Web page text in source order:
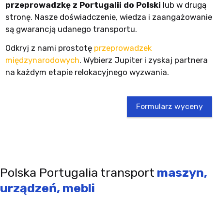
przeprowadzkę z Portugalii do Polski lub w drugą
stronę. Nasze doświadczenie, wiedza i zaangażowanie
są gwarancją udanego transportu.
Odkryj z nami prostotę przeprowadzek
międzynarodowych. Wybierz Jupiter i zyskaj partnera
na każdym etapie relokacyjnego wyzwania.
Formularz wyceny
Polska Portugalia transport maszyn,
urządzeń, mebli